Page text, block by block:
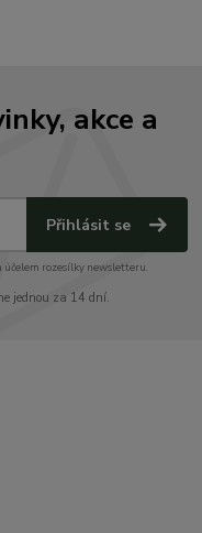
akce a
Přihlásit se
účelem rozesílky newsletteru.
jednou za 14 dní.